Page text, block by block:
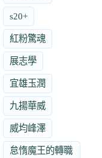
s20+
紅粉驚魂
展志學
宜雄玉潤
九揚華威
威均峰澤
怠惰魔王的轉職